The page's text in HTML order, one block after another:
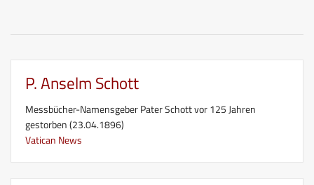
P. Anselm Schott
Messbücher-Namensgeber Pater Schott vor 125 Jahren
gestorben (23.04.1896)
Vatican News